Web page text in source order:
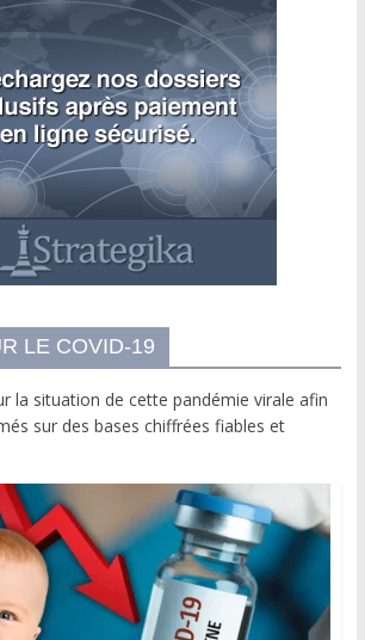
LE COVID-19
la situation de cette pandémie virale afin
sur des bases chiffrées fiables et